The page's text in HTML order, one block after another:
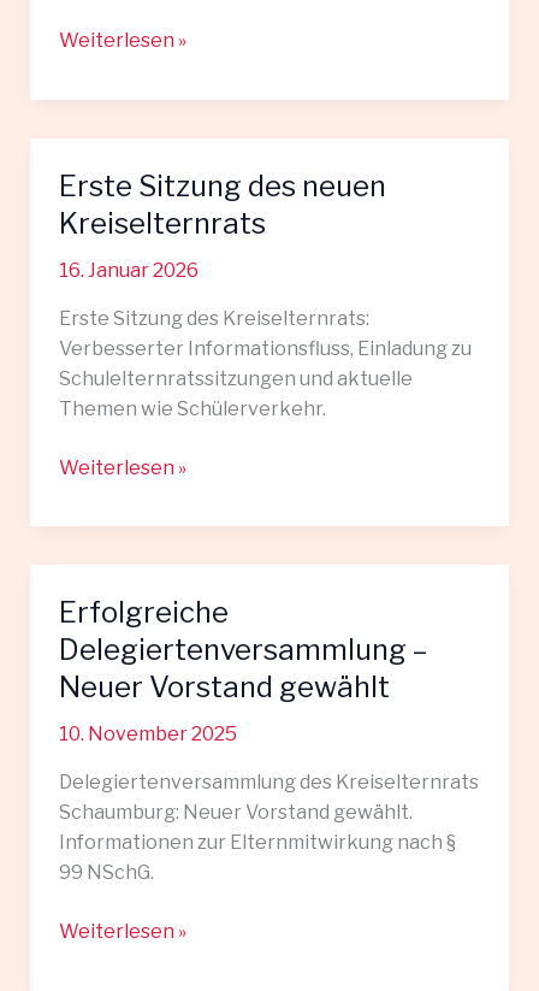
Kreiselternrat
den
Weiterlesen »
Erste Sitzung des neuen
Kreiselternrats
16. Januar 2026
Erste Sitzung des Kreiselternrats:
Verbesserter Informationsfluss, Einladung zu
Schulelternratssitzungen und aktuelle
Themen wie Schülerverkehr.
Erste
des
Weiterlesen »
Erfolgreiche
Delegiertenversammlung –
Neuer Vorstand gewählt
10. November 2025
Delegiertenversammlung des Kreiselternrats
Schaumburg: Neuer Vorstand gewählt.
Informationen zur Elternmitwirkung nach §
99 NSchG.
Erfolgreiche
Weiterlesen »